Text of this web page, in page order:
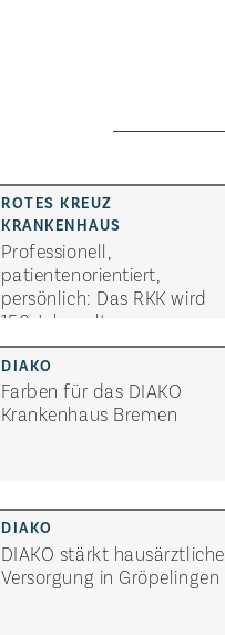
Professionell,
patientenorientiert,
persönlich: Das RKK wird
150 Jahre alt
Farben für das DIAKO
Krankenhaus Bremen
DIAKO stärkt hausärztliche
Versorgung in Gröpelingen